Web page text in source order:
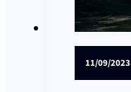
11/09/2023